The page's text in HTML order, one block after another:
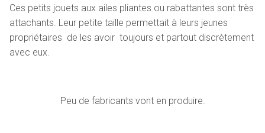
Ces petits jouets aux ailes pliantes ou rabattantes sont très
attachants. Leur petite taille permettait à leurs jeunes
propriétaires de les avoir toujours et partout discrètement
avec eux.
Peu de fabricants vont en produire.